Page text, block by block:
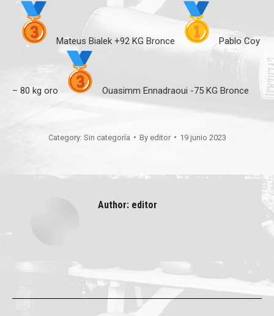
Mateus Bialek +92 KG Bronce Pablo Coy
– 80 kg oro Ouasimm Ennadraoui -75 KG Bronce
Category: Sin categoría By editor 19 junio 2023
Author: editor